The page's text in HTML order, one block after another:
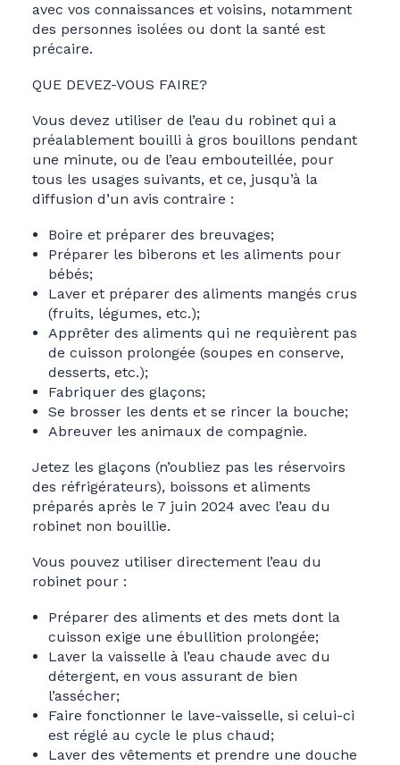
avec vos connaissances et voisins, notamment
des personnes isolées ou dont la santé est
précaire.
QUE DEVEZ-VOUS FAIRE?
Vous devez utiliser de l’eau du robinet qui a
préalablement bouilli à gros bouillons pendant
une minute, ou de l’eau embouteillée, pour
tous les usages suivants, et ce, jusqu’à la
diffusion d’un avis contraire :
Boire et préparer des breuvages;
Préparer les biberons et les aliments pour
bébés;
Laver et préparer des aliments mangés crus
(fruits, légumes, etc.);
Apprêter des aliments qui ne requièrent pas
de cuisson prolongée (soupes en conserve,
desserts, etc.);
Fabriquer des glaçons;
Se brosser les dents et se rincer la bouche;
Abreuver les animaux de compagnie.
Jetez les glaçons (n’oubliez pas les réservoirs
des réfrigérateurs), boissons et aliments
préparés après le 7 juin 2024 avec l’eau du
robinet non bouillie.
Vous pouvez utiliser directement l’eau du
robinet pour :
Préparer des aliments et des mets dont la
cuisson exige une ébullition prolongée;
Laver la vaisselle à l’eau chaude avec du
détergent, en vous assurant de bien
l’assécher;
Faire fonctionner le lave-vaisselle, si celui-ci
est réglé au cycle le plus chaud;
Laver des vêtements et prendre une douche